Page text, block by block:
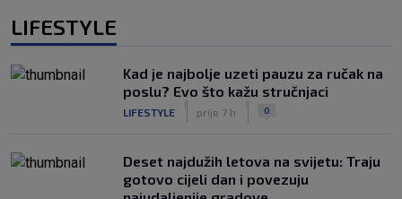
LIFESTYLE
Kad je najbolje uzeti pauzu za ručak na
poslu? Evo što kažu stručnjaci
LIFESTYLE prije 7 h 0
Deset najdužih letova na svijetu: Traju
gotovo cijeli dan i povezuju